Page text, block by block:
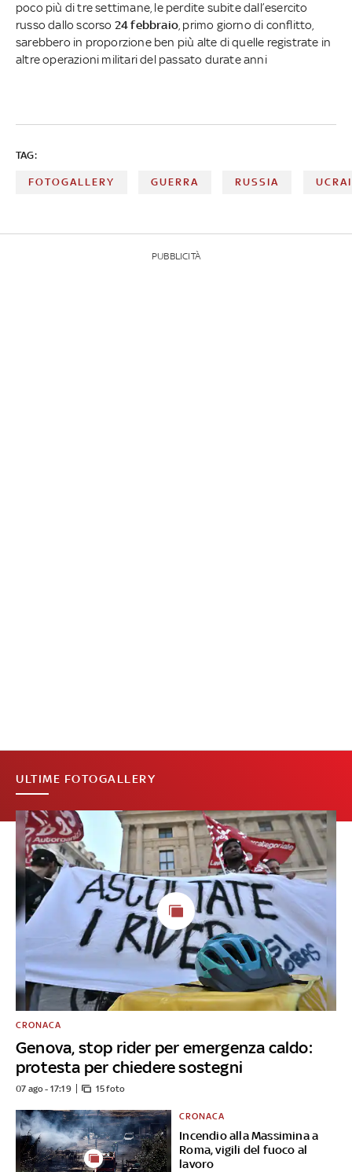
poco più di tre settimane, le perdite subite dall’esercito
russo dallo scorso 24 febbraio , primo giorno di conflitto,
sarebbero in proporzione ben più alte di quelle registrate in
altre operazioni militari del passato durate anni
TAG:
FOTOGALLERY GUERRA RUSSIA
PUBBLICITÀ
ULTIME FOTOGALLERY
Genova, stop rider per emergenza caldo:
protesta per chiedere sostegni
CRONACA
07 ago - 17:19 15 foto
Incendio alla Massimina a
Roma, vigili del fuoco al
lavoro
CRONACA